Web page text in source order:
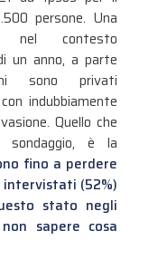
persone. Una
nel contesto
un anno, a parte
sono privati
indubbiamente
Quello che
è la
fino a perdere
(52%)
stato negli
sapere cosa